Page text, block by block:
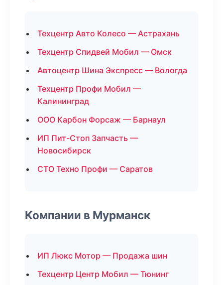
Техцентр Авто Колесо — Астрахань
Техцентр Спидвей Мобил — Омск
Автоцентр Шина Экспресс — Вологда
Техцентр Профи Мобил —
Калининград
ООО Карбон Форсаж — Барнаул
ИП Пит-Стоп Запчасть —
Новосибирск
СТО Техно Профи — Саратов
Компании в Мурманск
ИП Люкс Мотор — Продажа шин
Техцентр Центр Мобил — Тюнинг